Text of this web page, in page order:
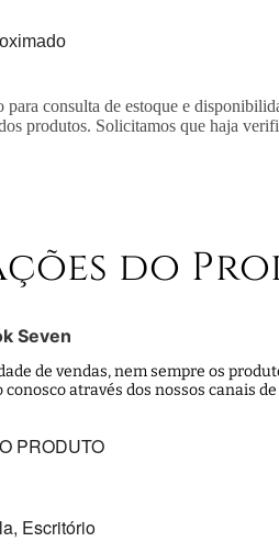
para consulta de estoque e
produtos. Solicitamos que haja
do
Seven
de vendas, nem sempre os
através dos nossos canais
PRODUTO
Escritório